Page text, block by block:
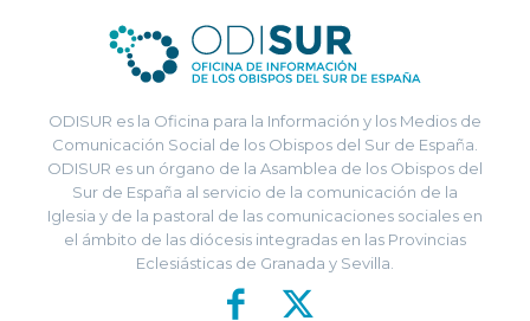
ODISUR es la Oficina para la Información y los Medios de
Comunicación Social de los Obispos del Sur de España.
ODISUR es un órgano de la Asamblea de los Obispos del
Sur de España al servicio de la comunicación de la
Iglesia y de la pastoral de las comunicaciones sociales en
el ámbito de las diócesis integradas en las Provincias
Eclesiásticas de Granada y Sevilla.